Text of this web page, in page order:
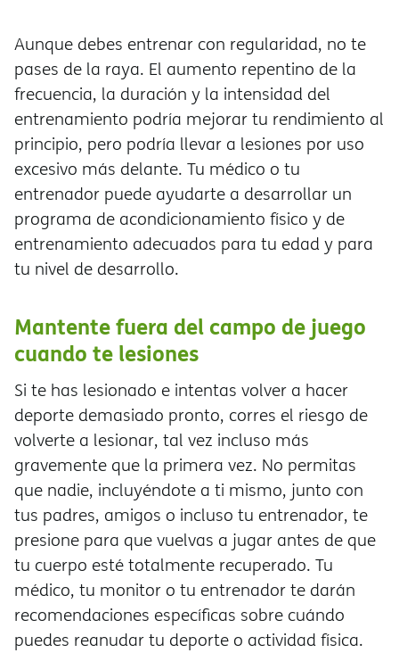
Aunque debes entrenar con regularidad, no te
pases de la raya. El aumento repentino de la
frecuencia, la duración y la intensidad del
entrenamiento podría mejorar tu rendimiento al
principio, pero podría llevar a lesiones por uso
excesivo más delante. Tu médico o tu
entrenador puede ayudarte a desarrollar un
programa de acondicionamiento físico y de
entrenamiento adecuados para tu edad y para
tu nivel de desarrollo.
Mantente fuera del campo de juego
cuando te lesiones
Si te has lesionado e intentas volver a hacer
deporte demasiado pronto, corres el riesgo de
volverte a lesionar, tal vez incluso más
gravemente que la primera vez. No permitas
que nadie, incluyéndote a ti mismo, junto con
tus padres, amigos o incluso tu entrenador, te
presione para que vuelvas a jugar antes de que
tu cuerpo esté totalmente recuperado. Tu
médico, tu monitor o tu entrenador te darán
recomendaciones específicas sobre cuándo
puedes reanudar tu deporte o actividad física.